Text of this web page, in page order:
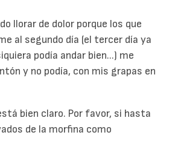
llorar de dolor porque los que
al segundo día (el tercer día ya
podía andar bien...) me
y no podía, con mis grapas en
bien claro. Por favor, si hasta
de la morfina como